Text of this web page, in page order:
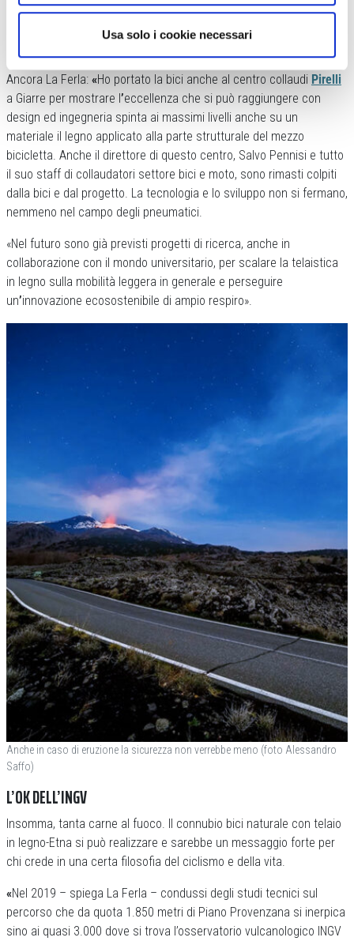
Usa solo i cookie necessari
industriale italiana, ragion per cui nell’assemblaggio si preferisce
avvalersi di componentistica di importanti brand anch
Ancora La Ferla: «Ho portato la bici anche al centro collaudi Pirelli
a Giarre per mostrare l ’eccellenza che si può raggiungere con
design ed ingegneria spinta ai massimi livelli anche su un
materiale il legno applicato alla parte strutturale del mezzo
bicicletta. Anche il direttore di questo centro, Salvo Pennisi e tutto
il suo staff di collaudatori settore bici e moto, sono rimasti colpiti
dalla bici e dal progetto. La tecnologia e lo sviluppo non si fermano,
nemmeno nel campo degli pneumatici.
«Nel futuro sono già previsti progetti di ricerca, anche in
collaborazione con il mondo universitario, per scalare la telaistica
in legno sulla mobilità leggera in generale e perseguire
un’innovazione ecosostenibile di ampio respiro».
Anche in caso di eruzione la sicurezza non verrebbe meno (foto Alessandro
Saffo)
L’OK DELL’INGV
Insomma, tanta carne al fuoco. Il connubio bici naturale con telaio
in legno-Etna si può realizzare e sarebbe un messaggio forte per
chi crede in una certa filosofia del ciclismo e della vita.
«Nel 2019 – spiega La Ferla – condussi degli studi tecnici sul
percorso che da quota 1.850 metri di Piano Provenzana si inerpica
sino ai quasi 3.000 dove si trova l’osservatorio vulcanologico INGV